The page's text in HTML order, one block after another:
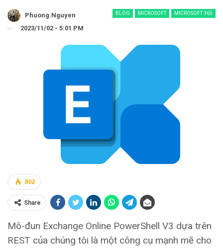
BLOG MICROSOFT MICROSOFT 365
Phuong.nguyen
2023/11/02 - 5:01 PM
802
Share
Mô-đun Exchange Online PowerShell V3 dựa trên
REST của chúng tôi là một công cụ mạnh mẽ cho